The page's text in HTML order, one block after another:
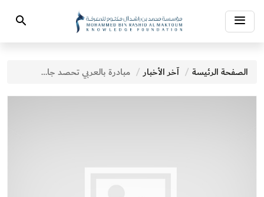
Toggle
navigation
Search
الصفحة الرئيسة آخر الأخبار مبادرة بالعربي تحصد جائزتين ضمن "جوائز الخليج للاستدامة والمسؤولية الاجتماعية للشركات"